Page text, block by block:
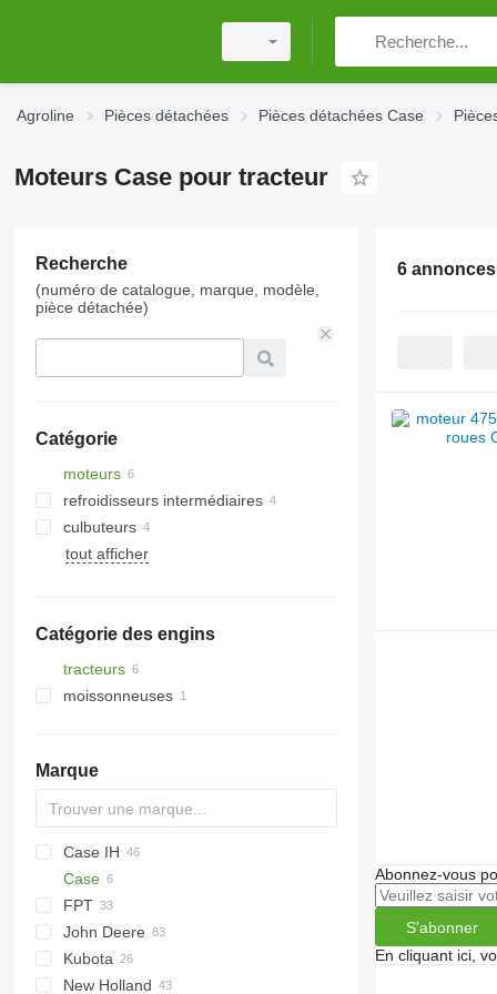
Agroline Pièces détachées Pièces détachées Case
Moteurs Case pour tracteur
Recherche
(numéro de catalogue, marque, modèle,
pièce détachée)
Catégorie
moteurs
refroidisseurs intermédiaires
culbuteurs
tout afficher
Catégorie des engins
tracteurs
tracteurs à roues
moissonneuses
Marque
773
S series
T series
Case IH
310
Farmall
Magnum
Maxxum
Puma
Case
C-series
Ares
Arion
Axion
Axos
Agrofarm
Agrostar
Agrotron
DX series
FPT
Vario
4600
6640
TW
TA
TU
TX
Fastrac
John Deere
6090
6100
Kubota
B-series
Landpower
LE
135
XTX
D-series
New Holland
6
Abonnez-vous
S'abonner
En cliquant ici,